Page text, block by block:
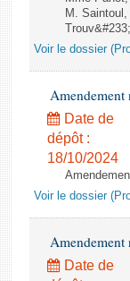
M.
Voir le dossier
Amendement
Date de
dépôt :
18/10/2024
Voir le dossier
Amendement
Date de